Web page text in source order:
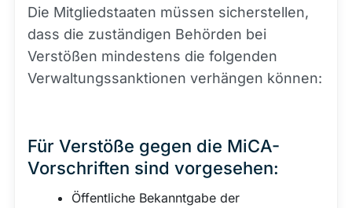
Die Mitgliedstaaten müssen sicherstellen,
dass die zuständigen Behörden bei
Verstößen mindestens die folgenden
Verwaltungssanktionen verhängen können:
Für Verstöße gegen die MiCA-
Vorschriften sind vorgesehen:
Öffentliche Bekanntgabe der